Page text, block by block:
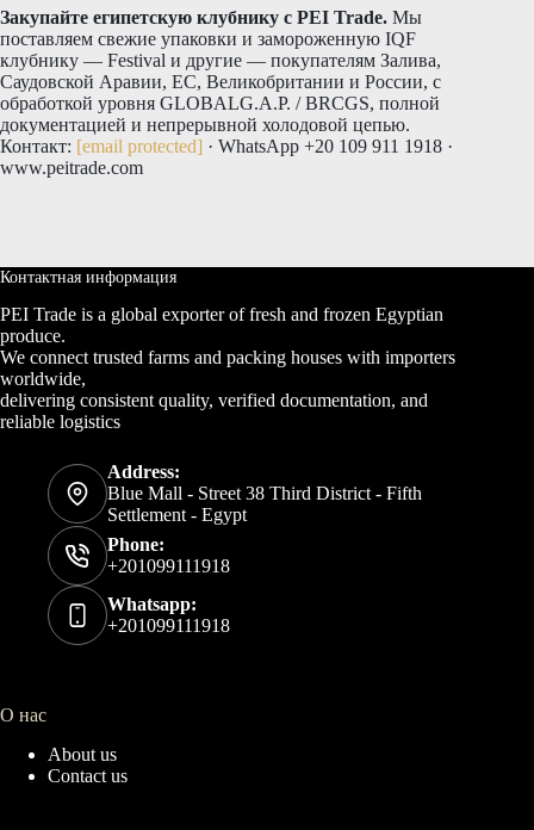
Закупайте египетскую клубнику с PEI Trade. Мы
поставляем свежие упаковки и замороженную IQF
клубнику — Festival и другие — покупателям Залива,
Саудовской Аравии, ЕС, Великобритании и России, с
обработкой уровня GLOBALG.A.P. / BRCGS, полной
документацией и непрерывной холодовой цепью.
Контакт: [email protected] · WhatsApp +20 109 911 1918 ·
www.peitrade.com
Контактная информация
PEI Trade is a global exporter of fresh and frozen Egyptian
produce.
We connect trusted farms and packing houses with importers
worldwide,
delivering consistent quality, verified documentation, and
reliable logistics
Address:
Blue Mall - Street 38 Third District - Fifth
Settlement - Egypt
Phone:
+201099111918
Whatsapp:
+201099111918
О нас
About us
Contact us